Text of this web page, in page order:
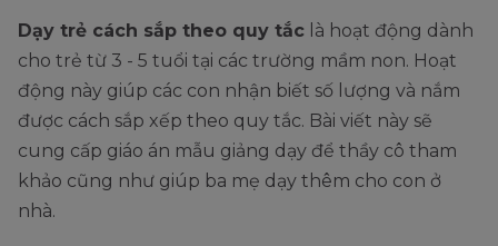
Dạy trẻ cách sắp theo quy tắc là hoạt động dành
cho trẻ từ 3 - 5 tuổi tại các trường mầm non. Hoạt
động này giúp các con nhận biết số lượng và nắm
được cách sắp xếp theo quy tắc. Bài viết này sẽ
cung cấp giáo án mẫu giảng dạy để thầy cô tham
khảo cũng như giúp ba mẹ dạy thêm cho con ở
nhà.